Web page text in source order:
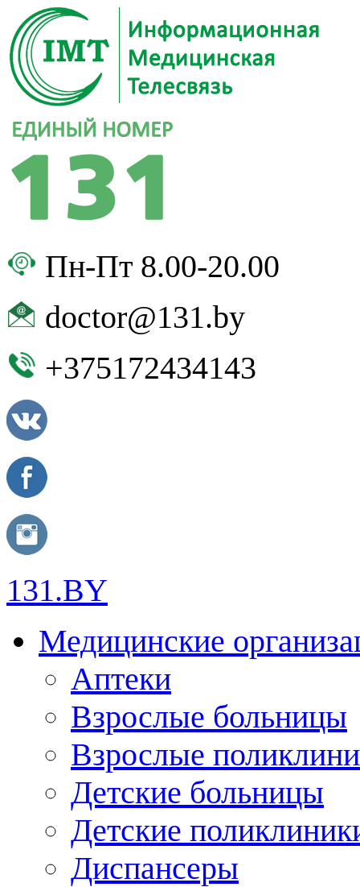
Пн-Пт 8.00-20.00
doctor@131.by
+375172434143
131.BY
Медицинские
Аптеки
Взрослые больницы
Взрослые
Детские больницы
Детские
Диспансеры